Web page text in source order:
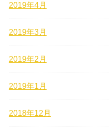
2019年4月
2019年3月
2019年2月
2019年1月
2018年12月